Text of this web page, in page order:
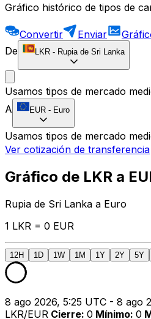
Gráfico histórico de tipos de
Convertir Enviar
De
LKR - Rupia de Sri Lanka
Usamos tipos de mercado
A
EUR - Euro
Usamos tipos de mercado
Ver cotización de transferencia
Gráfico de LKR a
Rupia de Sri Lanka a Euro
1 LKR = 0 EUR
12H 1D 1W 1M 1Y 2Y 5Y
8 ago 2026, 5:25 UTC - 8 ago
LKR/EUR Cierre: 0 Mínimo: 0